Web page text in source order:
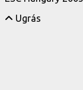
Ugrás